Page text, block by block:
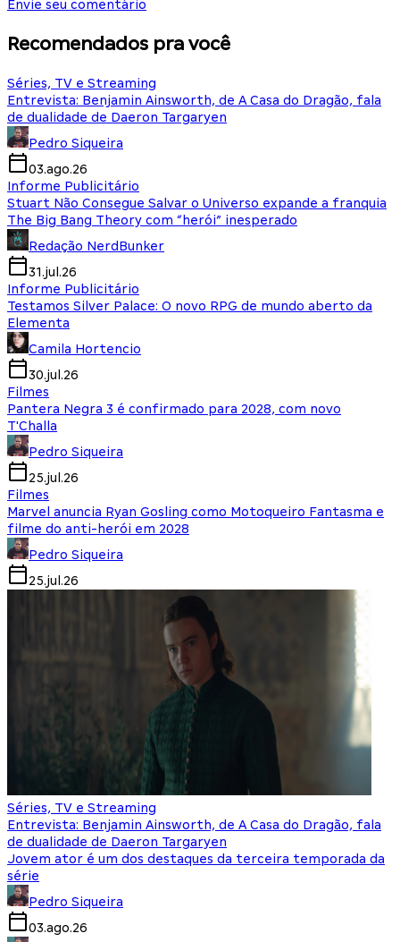
Envie seu comentário
Recomendados pra você
Séries, TV e Streaming
Entrevista: Benjamin Ainsworth, de A Casa do Dragão, fala
de dualidade de Daeron Targaryen
Pedro Siqueira
03.ago.26
Informe Publicitário
Stuart Não Consegue Salvar o Universo expande a franquia
The Big Bang Theory com “herói” inesperado
Redação NerdBunker
31.jul.26
Informe Publicitário
Testamos Silver Palace: O novo RPG de mundo aberto da
Elementa
Camila Hortencio
30.jul.26
Filmes
Pantera Negra 3 é confirmado para 2028, com novo
T'Challa
Pedro Siqueira
25.jul.26
Filmes
Marvel anuncia Ryan Gosling como Motoqueiro Fantasma e
filme do anti-herói em 2028
Pedro Siqueira
25.jul.26
Séries, TV e Streaming
Entrevista: Benjamin Ainsworth, de A Casa do Dragão, fala
de dualidade de Daeron Targaryen
Jovem ator é um dos destaques da terceira temporada da
série
Pedro Siqueira
03.ago.26